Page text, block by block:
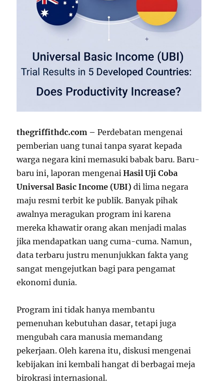
thegriffithdc.com –Perdebatan mengenai
pemberian uang tunai tanpa syarat kepada
warga negara kini memasuki babak baru. Baru-
baru ini, laporan mengenaiHasil Uji Coba
Universal Basic Income (UBI) di lima negara
maju resmi terbit ke publik. Banyak pihak
awalnya meragukan program ini karena
mereka khawatir orang akan menjadi malas
jika mendapatkan uang cuma-cuma. Namun,
data terbaru justru menunjukkan fakta yang
sangat mengejutkan bagi para pengamat
ekonomi dunia.
Program ini tidak hanya membantu
pemenuhan kebutuhan dasar, tetapi juga
mengubah cara manusia memandang
pekerjaan. Oleh karena itu, diskusi mengenai
kebijakan ini kembali hangat di berbagai meja
birokrasi internasional.